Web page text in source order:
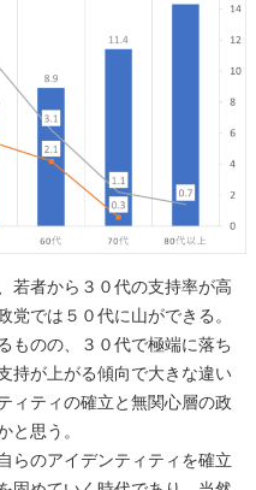
若者から３０代の支持率が高
党では５０代に山ができる。
ものの、３０代で極端に落ち
持が上がる傾向で大きな違い
ィティの確立と無関心層の政
と思う。
らのアイデンティティを確立